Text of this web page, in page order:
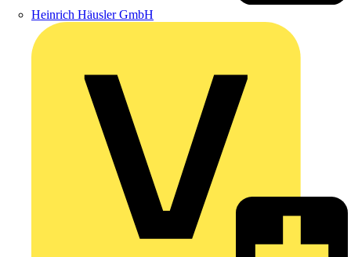
Heinrich Häusler GmbH